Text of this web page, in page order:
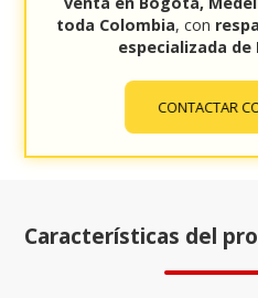
toda Colombia, con
especializada
CONTACTAR
Características del